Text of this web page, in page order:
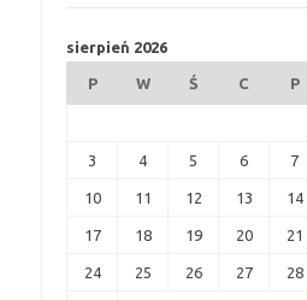
sierpień 2026
P W Ś C P
3 4 5 6 7
10 11 12 13 14
17 18 19 20 21
24 25 26 27 28